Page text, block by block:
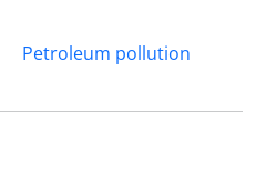
Petroleum pollution